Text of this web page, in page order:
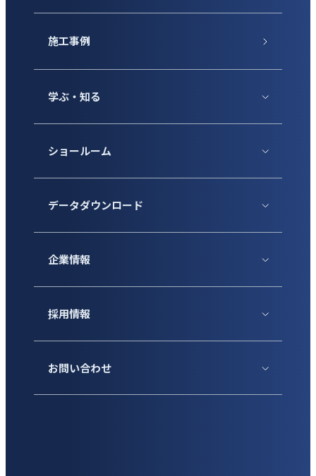
施工事例
学ぶ・知る
ショールーム
データダウンロード
企業情報
採用情報
お問い合わせ